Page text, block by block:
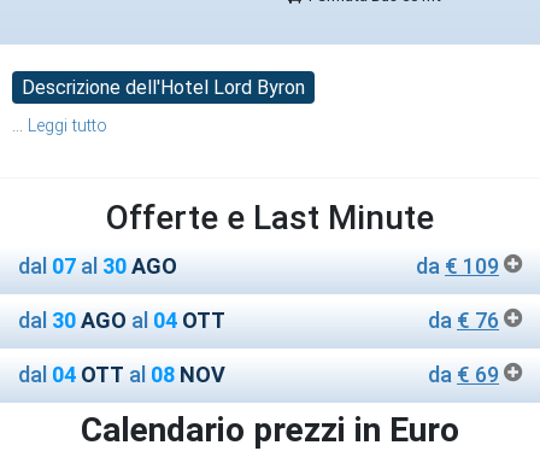
Descrizione dell'Hotel Lord Byron
... Leggi tutto
Offerte e Last Minute
dal 07 al 30AGO da € 109
dal 30AGO al 04 OTT da € 76
dal 04 OTT al 08 NOV da € 69
Calendario prezzi in Euro